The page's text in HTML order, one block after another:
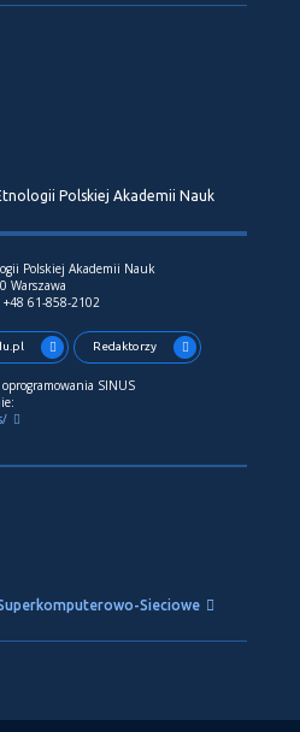
Polskiej Akademii Nauk
Polskiej Akademii Nauk
Warszawa
61-858-2102
Redaktorzy
SINUS
Sieciowe